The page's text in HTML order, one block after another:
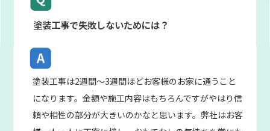
塗装工事で失敗しないためには？
塗装工事は2週間〜3週間ほどお客様のお家に通うこと
になります。金額や施工内容はもちろんですがやはり信
頼や相性の部分が大きいのかなと思います。弊社はお客